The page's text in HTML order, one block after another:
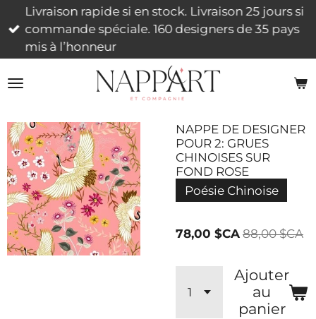
Passer
au
contenu
Livraison rapide si en stock. Livraison 25 jours si
commande spéciale. 160 designers de 35 pays
mis à l’honneur
NAPPE DE DESIGNER
POUR 2: GRUES
CHINOISES SUR
FOND ROSE
Poésie Chinoise
78,00 $CA 88,00 $CA
Ajouter
au
panier